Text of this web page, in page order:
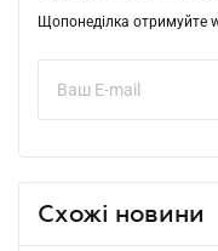
Щопонеділка отримуйте
Схожі новини